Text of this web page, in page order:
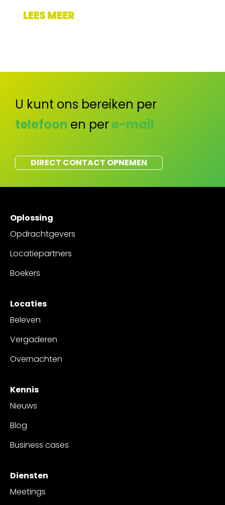
LEES MEER
U kunt ons bereiken per
telefoon en pere-mail
DIRECT CONTACT OPNEMEN
Oplossing
Opdrachtgevers
Locatiepartners
Boekers
Locaties
Beleven
Vergaderen
Overnachten
Kennis
Nieuws
Blog
Business cases
Diensten
Meetings